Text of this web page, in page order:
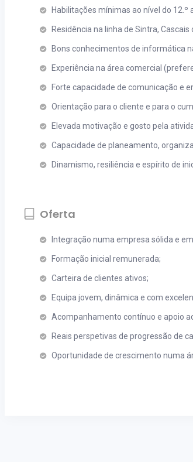
Habilitações mínimas ao nível do 12.º
Residência na linha de Sintra,
Bons conhecimentos de informática
Experiência na área comercial
Forte capacidade de comunicação e
Orientação para o cliente e para o
Elevada motivação e gosto pela
Capacidade de planeamento,
Dinamismo, resiliência e espírito de
Oferta
Integração numa empresa sólida e
Formação inicial remunerada;
Carteira de clientes ativos;
Equipa jovem, dinâmica e com
Acompanhamento contínuo e apoio
Reais perspetivas de progressão de
Oportunidade de crescimento numa